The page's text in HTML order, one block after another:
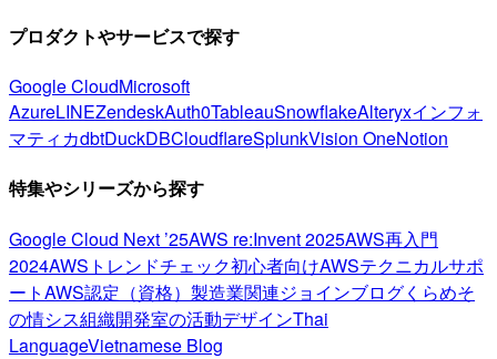
プロダクトやサービスで探す
Google CloudMicrosoft
AzureLINEZendeskAuth0TableauSnowflakeAlteryxインフォ
マティカdbtDuckDBCloudflareSplunkVision OneNotion
特集やシリーズから探す
Google Cloud Next ’25AWS re:Invent 2025AWS再入門
2024AWSトレンドチェック初心者向けAWSテクニカルサポ
ートAWS認定（資格） 製造業関連ジョインブログくらめそ
の情シス組織開発室の活動デザインThai
LanguageVietnamese Blog